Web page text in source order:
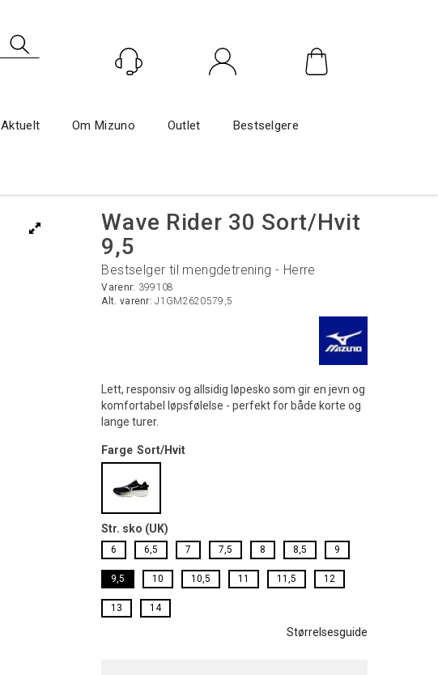
Aktuelt Om Mizuno Outlet Bestselgere
Wave Rider 30 Sort/Hvit
9,5
Bestselger til mengdetrening - Herre
Varenr: 399108
Alt. varenr:J1GM2620579,5
Lett, responsiv og allsidig løpesko som gir en jevn og
komfortabel løpsfølelse - perfekt for både korte og
lange turer.
Farge Sort/Hvit
Str. sko (UK)
6 6,5 7 7,5 8 8,5 9
9,5 10 10,5 11 11,5 12
13 14
Størrelsesguide